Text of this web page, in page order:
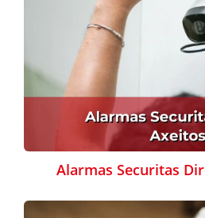
Alarmas Securitas